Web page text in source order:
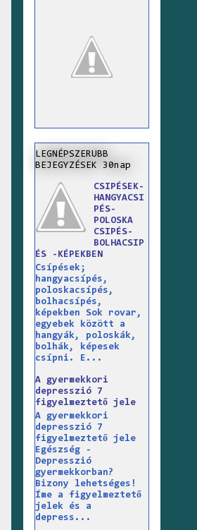
LEGNÉPSZERUBB
BEJEGYZÉSEK 30nap
CSIPÉSEK-
HANGYACSI
PÉS-
POLOSKA
CSIPÉS-
BOLHACSIP
ÉS -KÉPEKBEN
Csípések;
hangyacsípés,
poloskacsípés,
bolhacsípés,
képekben Sok rovar,
egyebek között a
hangyák, poloskák,
bolhák, képesek
csípni. E...
A gyermekkori
depresszió 7
figyelmeztető jele
A gyermekkori
depresszió 7
figyelmeztető jele
Egészség -
Depresszió
gyermekkorban?
Bizony lehetséges!
Íme a figyelmeztető
jelek és a
depress...